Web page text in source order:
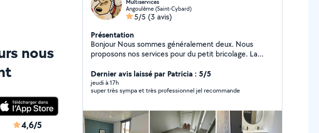
nous
4,6/5
Multiservices
Angoulême (Saint-Cybard)
5/5 (3 avis)
Présentation
Bonjour Nous sommes généralement deux. Nous
proposons nos services pour du petit bricolage. La
plinthes. Nous proposons aussi nos services pour le
montage de meubles en kit. Je fais aussi la garde de
chats a votre domicile. Et comme nous avons la chance
meubles ou déposer des choses en déchetterie par
exemple.
Dernier avis laissé par Patricia : 5/5
jeudi à 17h
super très sympa et très professionnel jel recommande